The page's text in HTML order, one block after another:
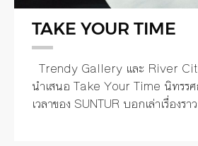
TAKE YOUR TIME
Trendy Gallery และ River
นำเสนอ Take Your Time นิทรร
เวลาของ SUNTUR บอกเล่าเรื่องร